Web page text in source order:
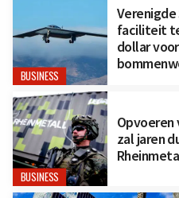
BUSINESS
faciliteit
dollar
BUSINESS
Opvoeren
zal jaren